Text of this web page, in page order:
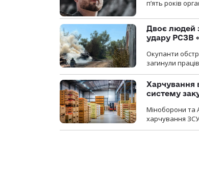
п’ять років
Двоє людей
удару РСЗВ
Окупанти
загинули
Харчування
систему
Міноборони та
харчування